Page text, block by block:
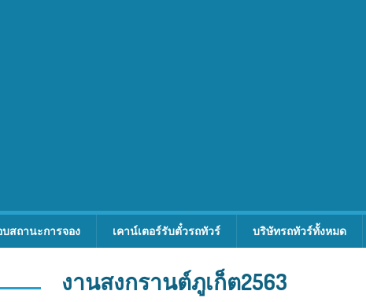
สถานะการจอง เคาน์เตอร์รับตั๋วรถทัวร์ บริษัทรถทัวร์ทั้งหมด
งานสงกรานต์ภูเก็ต2563